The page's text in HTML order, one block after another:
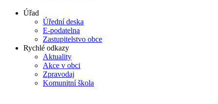
Úřad
Úřední deska
E-podatelna
Zastupitelstvo obce
Rychlé odkazy
Aktuality
Akce v obci
Zpravodaj
Komunitní škola